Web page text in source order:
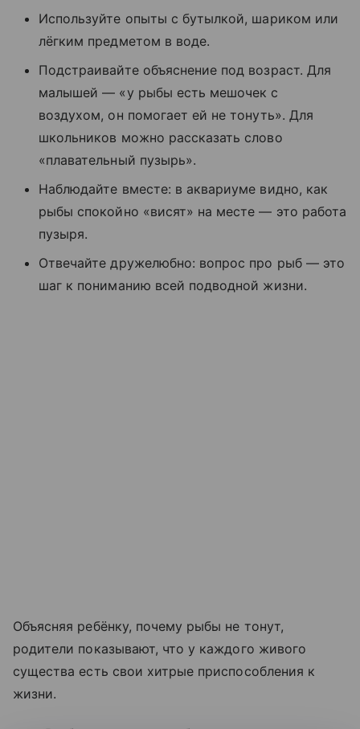
Используйте опыты с бутылкой, шариком или
лёгким предметом в воде.
Подстраивайте объяснение под возраст. Для
малышей — «у рыбы есть мешочек с
воздухом, он помогает ей не тонуть». Для
школьников можно рассказать слово
«плавательный пузырь».
Наблюдайте вместе: в аквариуме видно, как
рыбы спокойно «висят» на месте — это работа
пузыря.
Отвечайте дружелюбно: вопрос про рыб — это
шаг к пониманию всей подводной жизни.
Объясняя ребёнку, почему рыбы не тонут,
родители показывают, что у каждого живого
существа есть свои хитрые приспособления к
жизни.